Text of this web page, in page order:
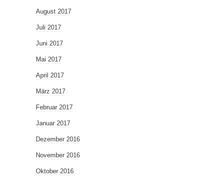
August 2017
Juli 2017
Juni 2017
Mai 2017
April 2017
März 2017
Februar 2017
Januar 2017
Dezember 2016
November 2016
Oktober 2016